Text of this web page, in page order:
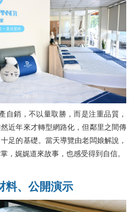
自銷，不以量取勝，而是注重品質，
近年來才轉型網路化，但鄰里之間傳
足的基礎。當天導覽由老闆娘解說，
，娓娓道來故事，也感受得到自信。
料、公開演示